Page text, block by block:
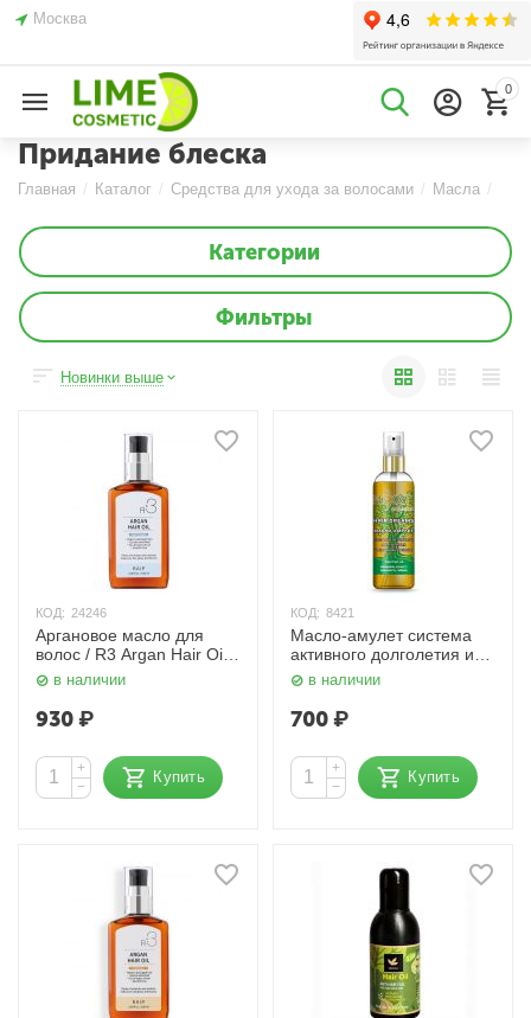
Москва
0
Придание блеска
Главная / Каталог / Средства для ухода за волосами / Масла /
Категории
Фильтры
Новинки выше
КОД: 24246
Аргановое масло для
волос / R3 Argan Hair Oil
White Soap, 100 мл. RAIP
в наличии
930₽
+
−
Купить
КОД: 8421
Масло-амулет система
активного долголетия и
здоровья волос 100 мл.
Nexxt
в наличии
700₽
+
−
Купить